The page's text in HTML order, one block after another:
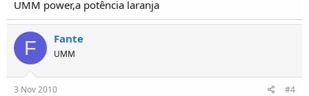
UMM power,a potência laranja
F Fante
UMM
3 Nov 2010 #4